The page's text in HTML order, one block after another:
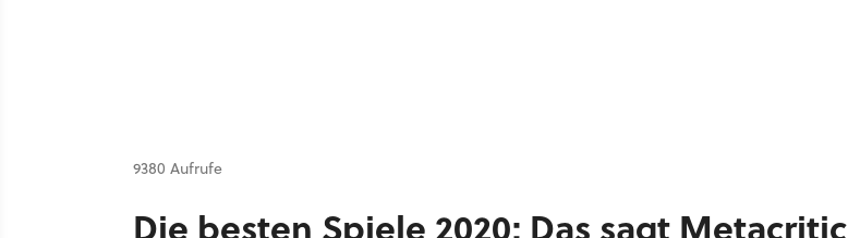
9380 Aufrufe
Die besten Spiele 2020: Das sagt Metacritic